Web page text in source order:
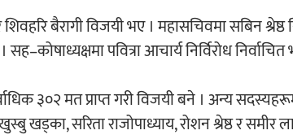
बैरागी विजयी भए । महासचिवमा सबिन श्रेष्ठ
पवित्रा आचार्य निर्विरोध
३०२ मत प्राप्त गरी विजयी बने । अन्य
खड्का, सरिता राजोपाध्याय, रोशन श्रेष्ठ र समीर